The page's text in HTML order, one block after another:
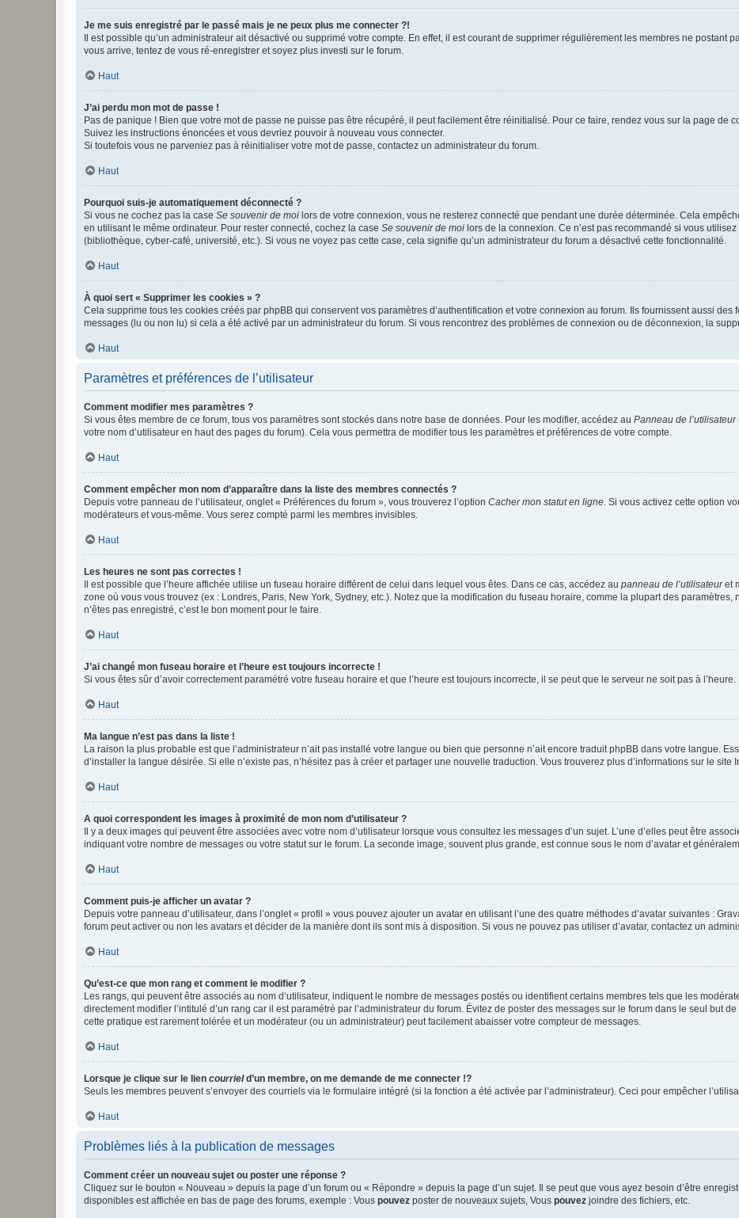
Je me suis enregistré par le passé mais je ne peux plus me connecter ?!
Il est possible qu’un administrateur ait désactivé ou supprimé votre compte. En effet, il est courant de supprimer régulièrement les membres ne postant
vous arrive, tentez de vous ré-enregistrer et soyez plus investi sur le forum.
Haut
J’ai perdu mon mot de passe !
Pas de panique ! Bien que votre mot de passe ne puisse pas être récupéré, il peut facilement être réinitialisé. Pour ce faire, rendez vous sur la page de
Suivez les instructions énoncées et vous devriez pouvoir à nouveau vous connecter.
Si toutefois vous ne parveniez pas à réinitialiser votre mot de passe, contactez un administrateur du forum.
Haut
Pourquoi suis-je automatiquement déconnecté ?
Si vous ne cochez pas la case Se souvenir de moi lors de votre connexion, vous ne resterez connecté que pendant une durée déterminée. Cela
en utilisant le même ordinateur. Pour rester connecté, cochez la case Se souvenir de moi lors de la connexion. Ce n’est pas recommandé si vous
(bibliothèque, cyber-café, université, etc.). Si vous ne voyez pas cette case, cela signifie qu’un administrateur du forum a désactivé cette fonctionnalité.
Haut
À quoi sert « Supprimer les cookies » ?
Cela supprime tous les cookies créés par phpBB qui conservent vos paramètres d’authentification et votre connexion au forum. Ils fournissent aussi
messages (lu ou non lu) si cela a été activé par un administrateur du forum. Si vous rencontrez des problèmes de connexion ou de déconnexion, la
Haut
Paramètres et préférences de l’utilisateur
Comment modifier mes paramètres ?
Si vous êtes membre de ce forum, tous vos paramètres sont stockés dans notre base de données. Pour les modifier, accédez au Panneau de l’utilisateur
votre nom d’utilisateur en haut des pages du forum). Cela vous permettra de modifier tous les paramètres et préférences de votre compte.
Haut
Comment empêcher mon nom d’apparaître dans la liste des membres connectés ?
Depuis votre panneau de l’utilisateur, onglet « Préférences du forum », vous trouverez l’option Cacher mon statut en ligne. Si vous activez cette option
modérateurs et vous-même. Vous serez compté parmi les membres invisibles.
Haut
Les heures ne sont pas correctes !
Il est possible que l’heure affichée utilise un fuseau horaire différent de celui dans lequel vous êtes. Dans ce cas, accédez au panneau de l’utilisateuret
zone où vous vous trouvez (ex : Londres, Paris, New York, Sydney, etc.). Notez que la modification du fuseau horaire, comme la plupart des paramètres,
n’êtes pas enregistré, c’est le bon moment pour le faire.
Haut
J’ai changé mon fuseau horaire et l’heure est toujours incorrecte !
Si vous êtes sûr d’avoir correctement paramétré votre fuseau horaire et que l’heure est toujours incorrecte, il se peut que le serveur ne soit pas à
Haut
Ma langue n’est pas dans la liste !
La raison la plus probable est que l’administrateur n’ait pas installé votre langue ou bien que personne n’ait encore traduit phpBB dans votre langue.
d’installer la langue désirée. Si elle n’existe pas, n’hésitez pas à créer et partager une nouvelle traduction. Vous trouverez plus d’informations sur le site
Haut
A quoi correspondent les images à proximité de mon nom d’utilisateur ?
Il y a deux images qui peuvent être associées avec votre nom d’utilisateur lorsque vous consultez les messages d’un sujet. L’une d’elles peut être
indiquant votre nombre de messages ou votre statut sur le forum. La seconde image, souvent plus grande, est connue sous le nom d’avatar et
Haut
Comment puis-je afficher un avatar ?
Depuis votre panneau d’utilisateur, dans l’onglet « profil » vous pouvez ajouter un avatar en utilisant l’une des quatre méthodes d’avatar suivantes :
forum peut activer ou non les avatars et décider de la manière dont ils sont mis à disposition. Si vous ne pouvez pas utiliser d’avatar, contactez un
Haut
Qu’est-ce que mon rang et comment le modifier ?
Les rangs, qui peuvent être associés au nom d’utilisateur, indiquent le nombre de messages postés ou identifient certains membres tels que les
directement modifier l’intitulé d’un rang car il est paramétré par l’administrateur du forum. Évitez de poster des messages sur le forum dans le seul but
cette pratique est rarement tolérée et un modérateur (ou un administrateur) peut facilement abaisser votre compteur de messages.
Haut
Lorsque je clique sur le lien courrield’un membre, on me demande de me connecter !?
Seuls les membres peuvent s’envoyer des courriels via le formulaire intégré (si la fonction a été activée par l’administrateur). Ceci pour empêcher
Haut
Problèmes liés à la publication de messages
Comment créer un nouveau sujet ou poster une réponse ?
Cliquez sur le bouton « Nouveau » depuis la page d’un forum ou « Répondre » depuis la page d’un sujet. Il se peut que vous ayez besoin d’être
disponibles est affichée en bas de page des forums, exemple : Vous pouvez poster de nouveaux sujets, Vous pouvez joindre des fichiers, etc.